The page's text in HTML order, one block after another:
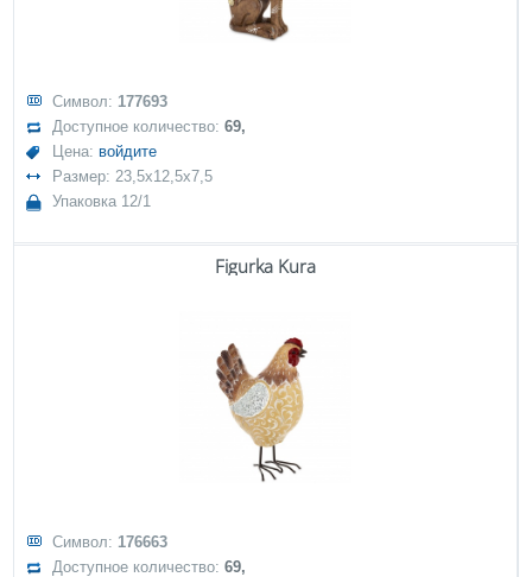
Символ: 177693
Доступное количество:69,
Цена: войдите
Размер: 23,5x12,5x7,5
Упаковка 12/1
Figurka Kura
Символ: 176663
Доступное количество:69,